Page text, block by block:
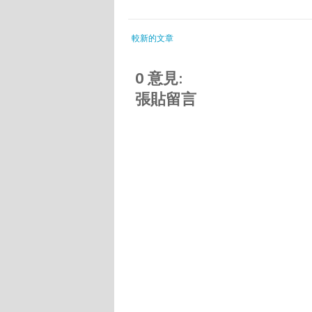
較新的文章
0 意見:
張貼留言